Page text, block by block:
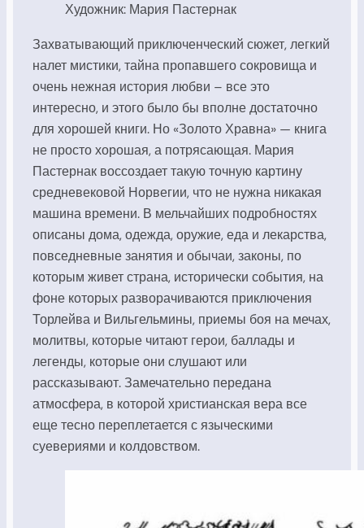
Художник: Мария Пастернак
Захватывающий приключенческий сюжет, легкий
налет мистики, тайна пропавшего сокровища и
очень нежная история любви – все это
интересно, и этого было бы вполне достаточно
для хорошей книги. Но «Золото Хравна» — книга
не просто хорошая, а потрясающая. Мария
Пастернак воссоздает такую точную картину
средневековой Норвегии, что не нужна никакая
машина времени. В мельчайших подробностях
описаны дома, одежда, оружие, еда и лекарства,
повседневные занятия и обычаи, законы, по
которым живет страна, исторически события, на
фоне которых разворачиваются приключения
Торлейва и Вильгельмины, приемы боя на мечах,
молитвы, которые читают герои, баллады и
легенды, которые они слушают или
рассказывают. Замечательно передана
атмосфера, в которой христианская вера все
еще тесно переплетается с языческими
суевериями и колдовством.